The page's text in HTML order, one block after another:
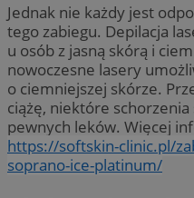
Jednak nie każdy jest
tego zabiegu. Depilacja
u osób z jasną skórą i
nowoczesne lasery
o ciemniejszej skórze.
ciążę, niektóre
pewnych leków. Więcej
https://softskin-clinic.pl/
soprano-ice-platinum/